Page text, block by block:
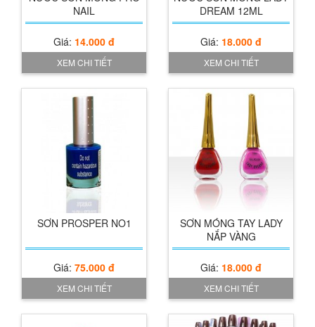
NAIL
Giá: 14.000 đ
XEM CHI TIẾT
DREAM 12ML
Giá: 18.000 đ
XEM CHI TIẾT
SƠN PROSPER NO1
Giá: 75.000 đ
XEM CHI TIẾT
Xem chi tiết
SƠN MÓNG TAY LADY
NẮP VÀNG
Giá: 18.000 đ
XEM CHI TIẾT